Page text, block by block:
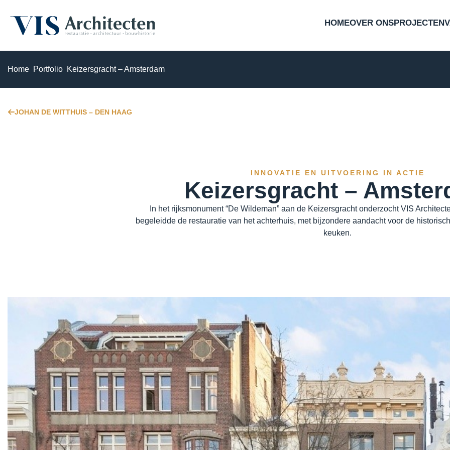
HOMEOVER ONSPROJECTEN
Monumenten & erfgoed
Haalbaarheidsstudie & analyse
Bouwhistorisch onderzoek & waardestelling
Home Portfolio Keizersgracht – Amsterdam
JOHAN DE WITTHUIS – DEN HAAG
INNOVATIE EN UITVOERING IN ACTIE
Keizersgracht –
In het rijksmonument “De Wildeman” aan de Keizersgracht onderzocht VIS
begeleidde de restauratie van het achterhuis, met bijzondere aandacht voor de
keuken.